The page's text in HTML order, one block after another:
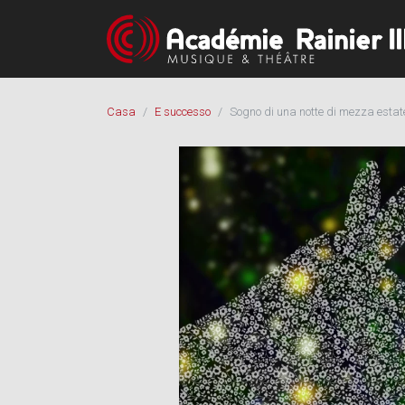
Casa E successo Sogno di una notte di mezza